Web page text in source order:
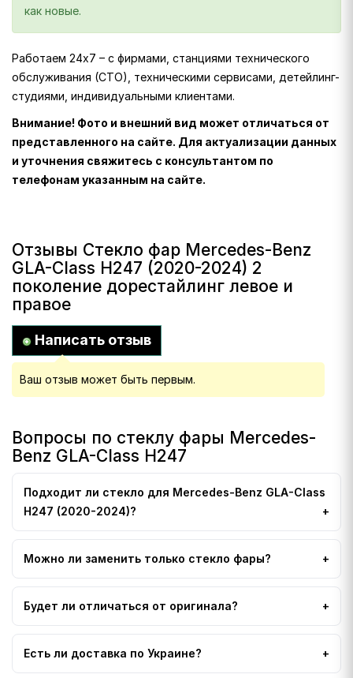
как новые.
Работаем 24х7 – с фирмами, станциями технического
обслуживания (СТО), техническими сервисами, детейлинг-
студиями, индивидуальными клиентами.
Внимание! Фото и внешний вид может отличаться от
представленного на сайте. Для актуализации данных
и уточнения свяжитесь с консультантом по
телефонам указанным на сайте.
Отзывы Стекло фар Mercedes-Benz
GLA-Class H247 (2020-2024) 2
поколение дорестайлинг левое и
правое
Написать отзыв
Ваш отзыв может быть первым.
Вопросы по стеклу фары Mercedes-
Benz GLA-Class H247
Подходит ли стекло для Mercedes-Benz GLA-Class
H247 (2020-2024)?
Можно ли заменить только стекло фары?
Будет ли отличаться от оригинала?
Есть ли доставка по Украине?